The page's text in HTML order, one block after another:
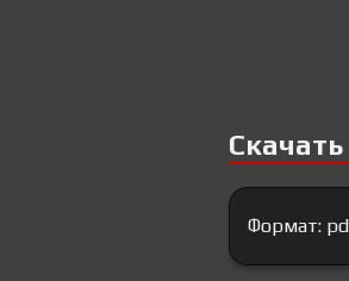
Скачать
Формат: